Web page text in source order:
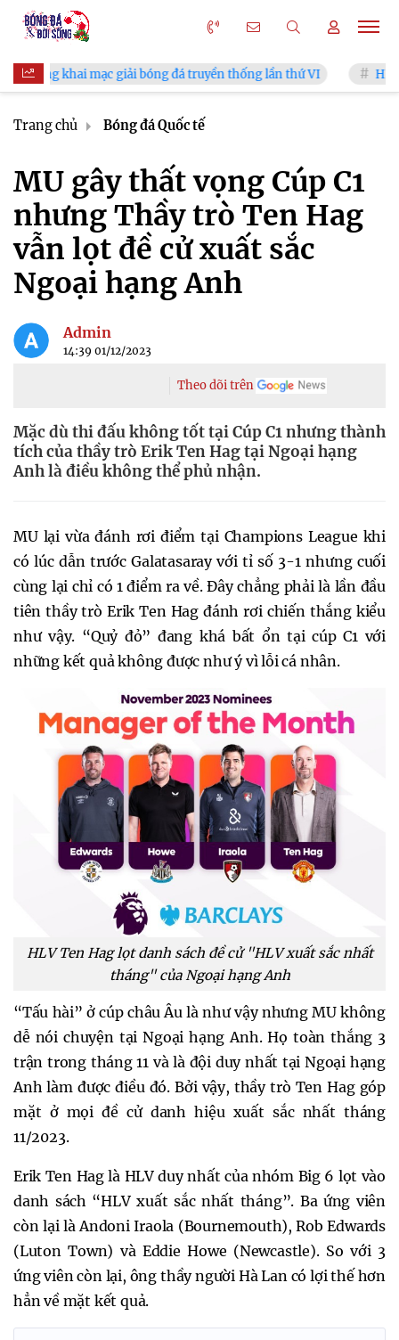
mạc giải bóng đá truyền thống lần thứ VI HLV Kim Sang
Trang chủ Bóng đá Quốc tế
MU gây thất vọng Cúp C1
nhưng Thầy trò Ten Hag
vẫn lọt đề cử xuất sắc
Ngoại hạng Anh
Admin
14:39 01/12/2023
Theo dõi trên
Mặc dù thi đấu không tốt tại Cúp C1 nhưng thành
tích của thầy trò Erik Ten Hag tại Ngoại hạng
Anh là điều không thể phủ nhận.
MU lại vừa đánh rơi điểm tại Champions League khi
có lúc dẫn trước Galatasaray với tỉ số 3-1 nhưng cuối
cùng lại chỉ có 1 điểm ra về. Đây chẳng phải là lần đầu
tiên thầy trò Erik Ten Hag đánh rơi chiến thắng kiểu
như vậy. “Quỷ đỏ” đang khá bất ổn tại cúp C1 với
những kết quả không được như ý vì lỗi cá nhân.
HLV Ten Hag lọt danh sách đề cử "HLV xuất sắc nhất
tháng" của Ngoại hạng Anh
“Tấu hài” ở cúp châu Âu là như vậy nhưng MU không
dễ nói chuyện tại Ngoại hạng Anh. Họ toàn thắng 3
trận trong tháng 11 và là đội duy nhất tại Ngoại hạng
Anh làm được điều đó. Bởi vậy, thầy trò Ten Hag góp
mặt ở mọi đề cử danh hiệu xuất sắc nhất tháng
11/2023.
Erik Ten Hag là HLV duy nhất của nhóm Big 6 lọt vào
danh sách “HLV xuất sắc nhất tháng”. Ba ứng viên
còn lại là Andoni Iraola (Bournemouth), Rob Edwards
(Luton Town) và Eddie Howe (Newcastle). So với 3
ứng viên còn lại, ông thầy người Hà Lan có lợi thế hơn
hẳn về mặt kết quả.